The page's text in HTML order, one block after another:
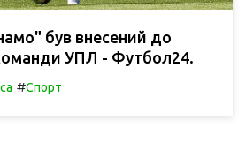
був внесений до
УПЛ - Футбол24.
#Спорт